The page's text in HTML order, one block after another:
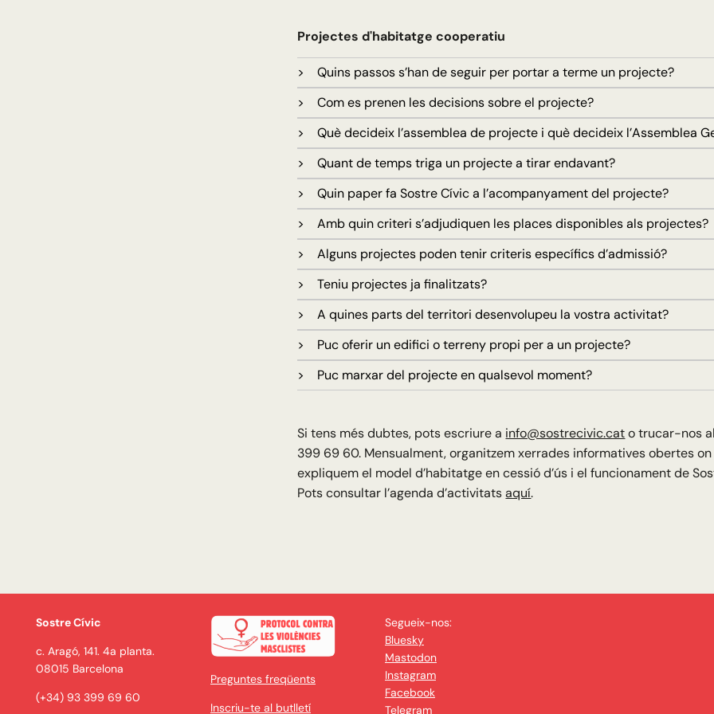
Projectes d'habitatge cooperatiu
> Quins passos s’han de seguir per portar a terme un projecte?
> Com es prenen les decisions sobre el projecte?
> Què decideix l’assemblea de projecte i què decideix l’Assemblea
> Quant de temps triga un projecte a tirar endavant?
> Quin paper fa Sostre Cívic a l’acompanyament del projecte?
> Amb quin criteri s’adjudiquen les places disponibles als projectes?
> Alguns projectes poden tenir criteris específics d’admissió?
> Teniu projectes ja finalitzats?
> A quines parts del territori desenvolupeu la vostra activitat?
> Puc oferir un edifici o terreny propi per a un projecte?
> Puc marxar del projecte en qualsevol moment?
Si tens més dubtes, pots escriure a info@sostrecivic.cato trucar-nos
399 69 60. Mensualment, organitzem xerrades informatives obertes on
expliquem el model d’habitatge en cessió d’ús i el funcionament de
Pots consultar l’agenda d’activitatsaquí.
Sostre Cívic
c. Aragó, 141. 4a planta.
08015 Barcelona
(+34) 93 399 69 60
Preguntes freqüents
Inscriu-te al butlletí
Segueix-nos:
Bluesky
Mastodon
Instagram
Facebook
Telegram